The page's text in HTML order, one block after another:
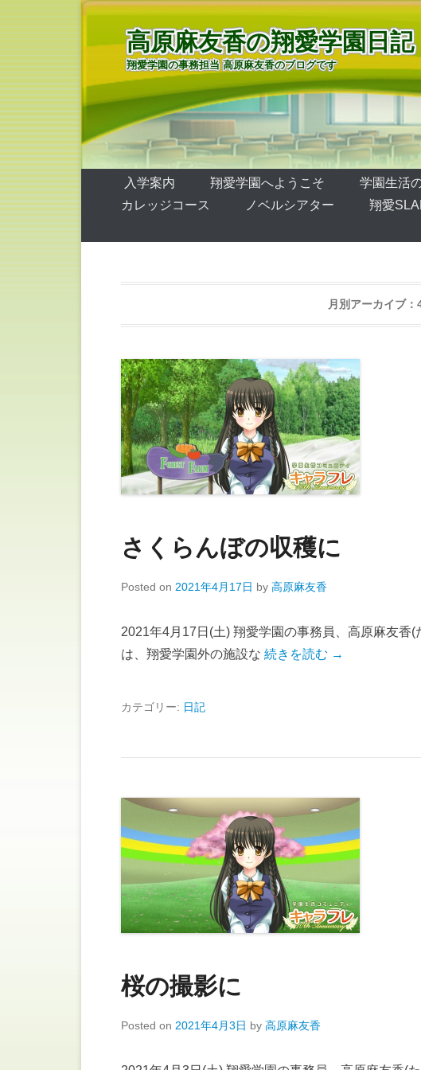
高原麻友香の翔愛学園日記
翔愛学園の事務担当 高原麻友香のブログです
第1メニュー
コンテンツへ移動
入学案内 翔愛学園へようこそ 学園生活
カレッジコース
ノベルシアター 翔愛
月別アーカイブ：
さくらんぼの収穫に
Posted on 2021年4月17日 by 高原麻友香
2021年4月17日(土) 翔愛学園の事務員、高原麻友香
は、翔愛学園外の施設な 続きを読む →
カテゴリー: 日記
桜の撮影に
Posted on 2021年4月3日 by 高原麻友香